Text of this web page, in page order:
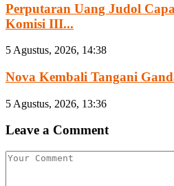
Perputaran Uang Judol
Komisi III...
5 Agustus, 2026, 14:38
Nova Kembali Tangani
5 Agustus, 2026, 13:36
Leave a Comment